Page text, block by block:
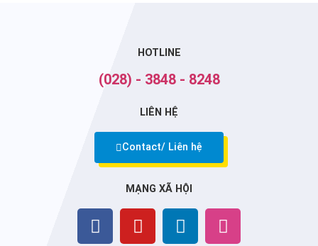
HOTLINE
(028) - 3848 - 8248
LIÊN HỆ
Contact/ Liên hệ
MẠNG XÃ HỘI